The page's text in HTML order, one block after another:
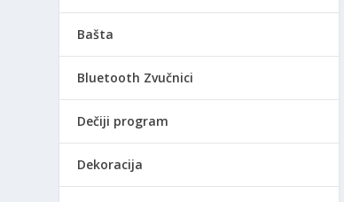
Bašta
Bluetooth Zvučnici
Dečiji program
Dekoracija